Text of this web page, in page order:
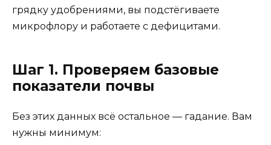
грядку удобрениями, вы подстёгиваете
микрофлору и работаете с дефицитами.
Шаг 1. Проверяем базовые
показатели почвы
Без этих данных всё остальное — гадание. Вам
нужны минимум: